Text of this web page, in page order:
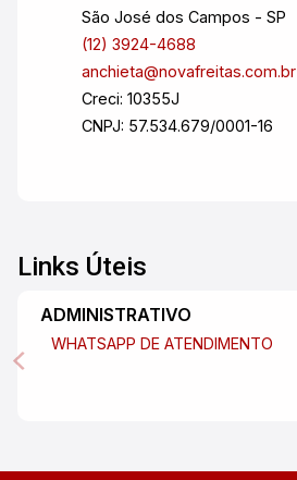
São José dos Campos - SP
(12) 3924-4688
anchieta@novafreitas.com.br
Creci: 10355J
CNPJ: 57.534.679/0001-16
Links Úteis
ADMINISTRATIVO
WHATSAPP DE ATENDIMENTO